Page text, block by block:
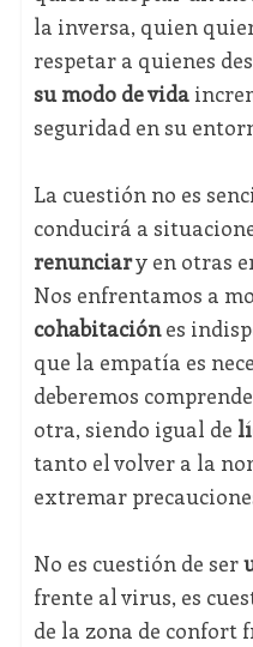
la inversa, quien
respetar a quienes
su modo de vida
seguridad en su
La cuestión no es
conducirá a
renunciary en otras
Nos enfrentamos a
cohabitaciónes
que la empatía es
deberemos
otra, siendo igual de
tanto el volver a la
extremar
No es cuestión de ser
frente al virus, es
de la zona de confort